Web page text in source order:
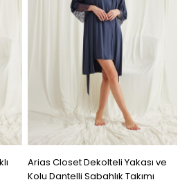
Arias Closet Dekolteli Yakası ve
Kolu Dantelli Sabahlık Takımı